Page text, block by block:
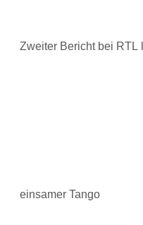
Zweiter Bericht bei RTL
einsamer Tango